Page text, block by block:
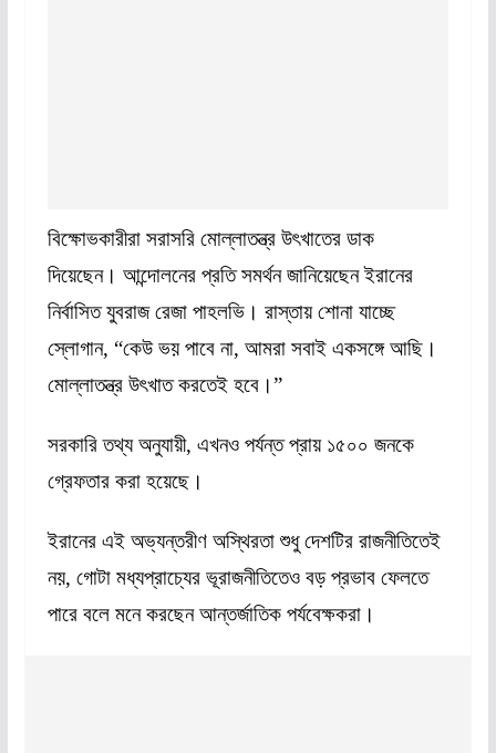
বিক্ষোভকারীরা সরাসরি মোল্লাতন্ত্র উৎখাতের ডাক
দিয়েছেন। আন্দোলনের প্রতি সমর্থন জানিয়েছেন ইরানের
নির্বাসিত যুবরাজ রেজা পাহলভি। রাস্তায় শোনা যাচ্ছে
স্লোগান, “কেউ ভয় পাবে না, আমরা সবাই একসঙ্গে আছি।
মোল্লাতন্ত্র উৎখাত করতেই হবে।”
সরকারি তথ্য অনুযায়ী, এখনও পর্যন্ত প্রায় ১৫০০ জনকে
গ্রেফতার করা হয়েছে।
ইরানের এই অভ্যন্তরীণ অস্থিরতা শুধু দেশটির রাজনীতিতেই
নয়, গোটা মধ্যপ্রাচ্যের ভূরাজনীতিতেও বড় প্রভাব ফেলতে
পারে বলে মনে করছেন আন্তর্জাতিক পর্যবেক্ষকরা।